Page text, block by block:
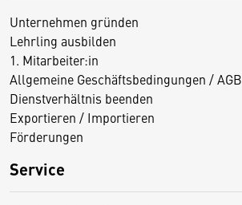
Unternehmen gründen
Lehrling ausbilden
1. Mitarbeiter:in
Allgemeine Geschäftsbedingungen / AGB
Dienstverhältnis beenden
Exportieren / Importieren
Förderungen
Service